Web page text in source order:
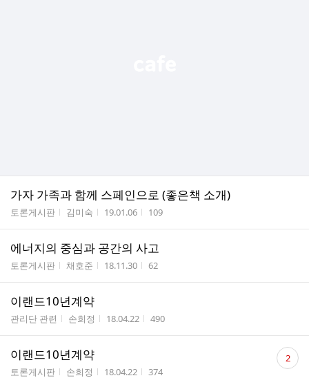
가자 가족과 함께 스페인으로 (좋은책 소개)
게시판명
토론게시판 작성자
김미숙 작성시간
19.01.06 조회수
109
에너지의 중심과 공간의 사고
게시판명
토론게시판 작성자
채호준 작성시간
18.11.30 조회수
62
이랜드10년계약
게시판명
관리단 관련 작성자
손희정 작성시간
18.04.22 조회수
490
이랜드10년계약
게시판명
토론게시판 작성자
손희정 작성시간
18.04.22 조회수
374
댓
글 2